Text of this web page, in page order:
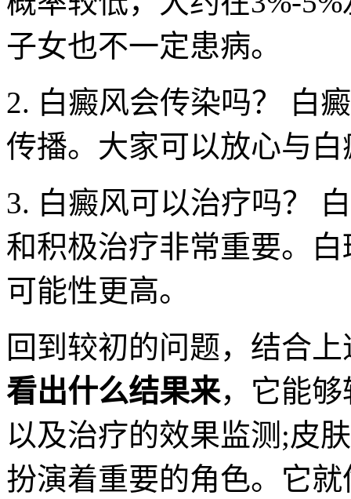
子女也不一定患病。
2. 白癜风会传染吗？ 白
传播。大家可以放心与
3. 白癜风可以治疗吗？
和积极治疗非常重要。
可能性更高。
回到较初的问题，结合
看出什么结果来，它能
以及治疗的效果监测;皮
扮演着重要的角色。它